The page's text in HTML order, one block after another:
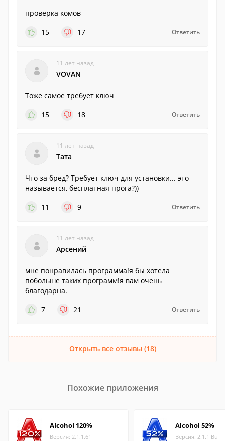
проверка комов
15
17 Ответить
11 лет назад
VOVAN
Тоже самое требует ключ
15
18 Ответить
11 лет назад
Тата
Что за бред? Требует ключ для установки... это
называется, бесплатная прога?))
11
9 Ответить
11 лет назад
Арсений
мне понравилась программа!я бы хотела
побольше таких программ!я вам очень
благодарна.
7
21 Ответить
Открыть все отзывы (18)
Похожие приложения
Alcohol 120%
Версия: 2.1.1.61
Alcohol 52%
Версия: 2.1.1 Bu